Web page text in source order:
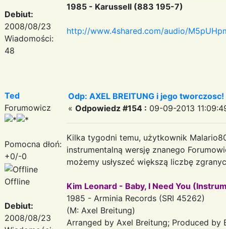
Debiut:
2008/08/23
Wiadomości:
48
1985 - Karussell (883 195-7)
http://www.4shared.com/audio/
Ted
Forumowicz
Pomocna dłoń:
+0/-0
Offline
Debiut:
2008/08/23
Odp: AXEL BREITUNG i jego
« Odpowiedz #154 : 09-09-2013
Kilka tygodni temu, użytkownik
instrumentalną wersję znanego
możemy usłyszeć większą liczbę
Kim Leonard - Baby, I Need You
1985 - Arminia Records (SRI 45262)
(M: Axel Breitung)
Arranged by Axel Breitung; Produced by